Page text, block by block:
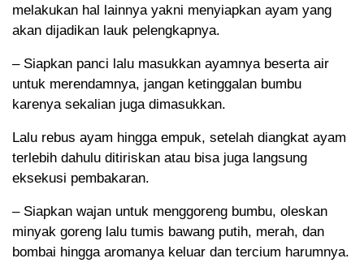
melakukan hal lainnya yakni menyiapkan ayam yang
akan dijadikan lauk pelengkapnya.
– Siapkan panci lalu masukkan ayamnya beserta air
untuk merendamnya, jangan ketinggalan bumbu
karenya sekalian juga dimasukkan.
Lalu rebus ayam hingga empuk, setelah diangkat ayam
terlebih dahulu ditiriskan atau bisa juga langsung
eksekusi pembakaran.
– Siapkan wajan untuk menggoreng bumbu, oleskan
minyak goreng lalu tumis bawang putih, merah, dan
bombai hingga aromanya keluar dan tercium harumnya.